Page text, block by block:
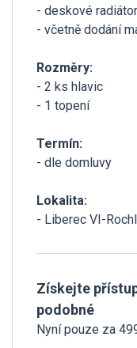
- deskové
- včetně dodání
Rozměry:
- 2 ks hlavic
- 1 topení
Termín:
- dle domluvy
Lokalita:
- Liberec VI-
Získejte
podobné
Nyní pouze za